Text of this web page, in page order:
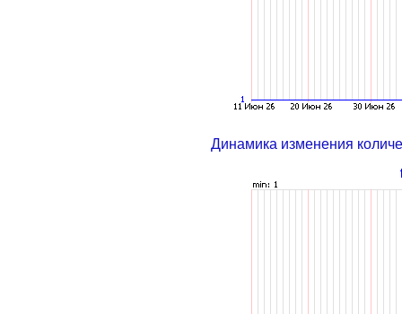
Динамика изменения